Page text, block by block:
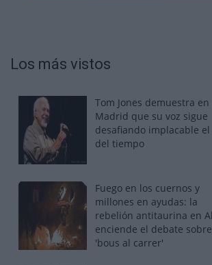
Los más vistos
Tom Jones demuestra en
Madrid que su voz sigue
desafiando implacable el
del tiempo
Fuego en los cuernos y
millones en ayudas: la
rebelión antitaurina en
enciende el debate
'bous al carrer'